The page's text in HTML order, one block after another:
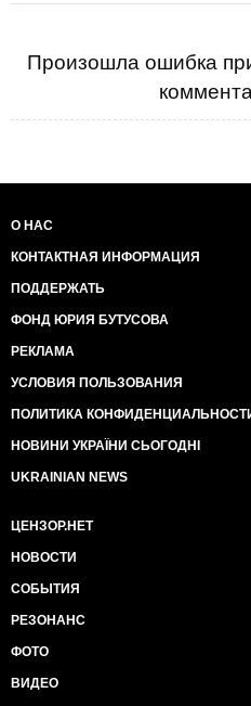
Произошла ошибка
О НАС
КОНТАКТНАЯ ИНФОРМАЦИЯ
ПОДДЕРЖАТЬ
ФОНД ЮРИЯ БУТУСОВА
РЕКЛАМА
УСЛОВИЯ ПОЛЬЗОВАНИЯ
ПОЛИТИКА
НОВИНИ УКРАЇНИ СЬОГОДНІ
UKRAINIAN NEWS
ЦЕНЗОР.НЕТ
НОВОСТИ
СОБЫТИЯ
РЕЗОНАНС
ФОТО
ВИДЕО